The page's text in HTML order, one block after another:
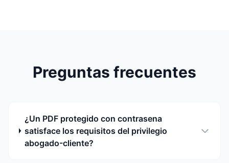
Preguntas frecuentes
¿Un PDF protegido con contrasena
satisface los requisitos del privilegio
abogado-cliente?